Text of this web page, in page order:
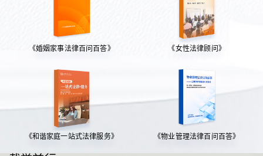
《婚姻家事法律百问百答》 《女性法律顾问》
《和谐家庭一站式法律服务》 《物业管理法律百问百答》